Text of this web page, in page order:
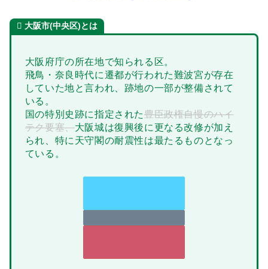
大阪市(中央区)とは
大阪府庁の所在地で知られる区。
飛鳥・奈良時代に遷都が行われた難波宮が存在
していた地と言われ、跡地の一部が整備されて
いる。
国の特別史跡に指定された豊臣政権自慢のハイ
テク要塞、大阪城は復興後に更なる改修が加え
られ、特に天守閣の耐震性は最たるものとなっ
ている。